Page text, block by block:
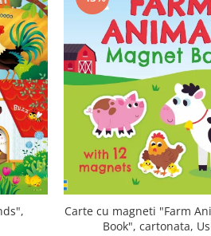
Carte cu magneti "Farm
Book", cartonata,